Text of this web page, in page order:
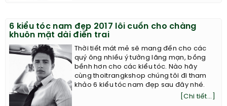
6 kiểu tóc nam đẹp 2017 lôi cuốn cho chàng
khuôn mặt dài điển trai
Thời tiết mát mẻ sẽ mang đến cho các
quý ông nhiều ý tưởng lãng mạn, bồng
bềnh hơn cho các kiểu tóc. Nào hãy
cùng thoitrangkshop chúng tôi đi tham
khảo 6 kiểu tóc nam đẹp sau đây nhé.
[Chi tiết...]